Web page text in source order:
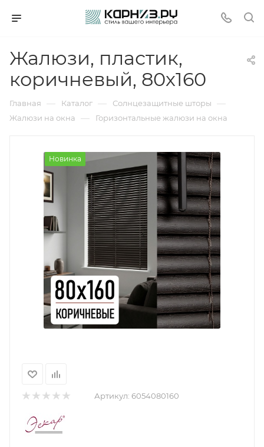
Жалюзи, пластик,
коричневый, 80х160
Главная — Каталог — Солнцезащитные шторы —
Жалюзи на окна — Горизонтальные жалюзи на окна
Новинка
Артикул: 6054080160